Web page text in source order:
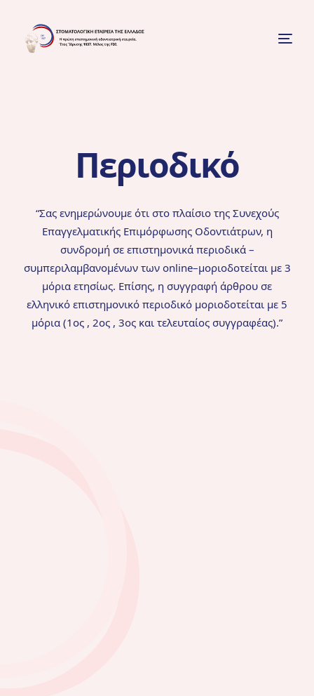
Περιοδικό
“Σας ενημερώνουμε ότι στο πλαίσιο της Συνεχούς
Επαγγελματικής Επιμόρφωσης Οδοντιάτρων, η
συνδρομή σε επιστημονικά περιοδικά –
συμπεριλαμβανομένων των online–μοριοδοτείται με 3
μόρια ετησίως. Επίσης, η συγγραφή άρθρου σε
ελληνικό επιστημονικό περιοδικό μοριοδοτείται με 5
μόρια (1ος , 2ος , 3ος και τελευταίος συγγραφέας).”